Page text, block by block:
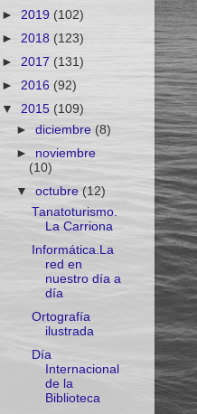
► 2019 (102)
► 2018 (123)
► 2017 (131)
► 2016 (92)
▼ 2015 (109)
►diciembre(8)
► noviembre
(10)
▼octubre(12)
Tanatoturismo.
La Carriona
Informática.La
red en
nuestro día a
día
Ortografía
ilustrada
Día
Internacional
de la
Biblioteca